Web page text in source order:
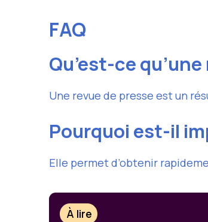
FAQ
Qu’est-ce
Une revue de presse est un
Pourquoi est-il
Elle permet d’obtenir
À lire